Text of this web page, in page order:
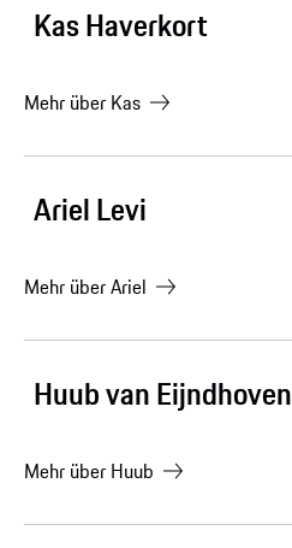
Kas Haverkort
Mehr über Kas
Ariel Levi
Mehr überAriel
Huub van Eijndhoven
Mehr über Huub